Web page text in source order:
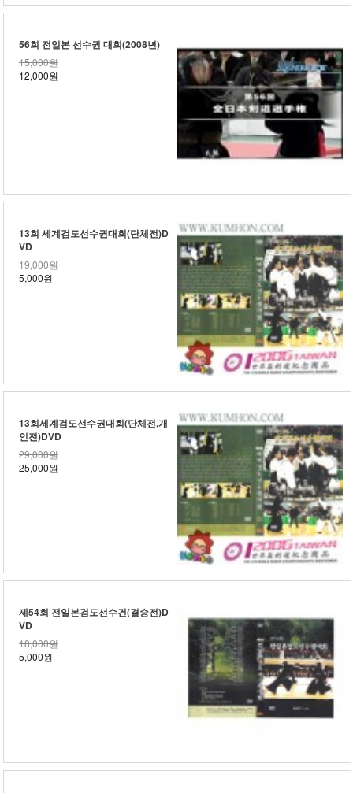
56회 전일본 선수권 대회(2008년)
15,000원
12,000원
13회 세계검도선수권대회(단체전)D
VD
19,000원
5,000원
13회세계검도선수권대회(단체전,개
인전)DVD
29,000원
25,000원
제54회 전일본검도선수건(결승전)D
VD
18,000원
5,000원